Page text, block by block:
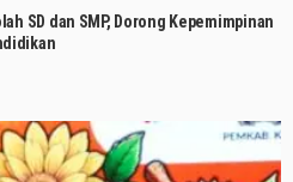
SD dan SMP, Dorong Kepemimpinan